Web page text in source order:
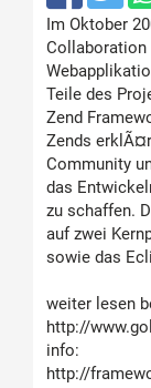
Im Oktober
Collaboration
Teile des
Zend
Zends
Community
das
zu schaffen.
auf zwei
sowie das
weiter lesen
http://
info:
http://